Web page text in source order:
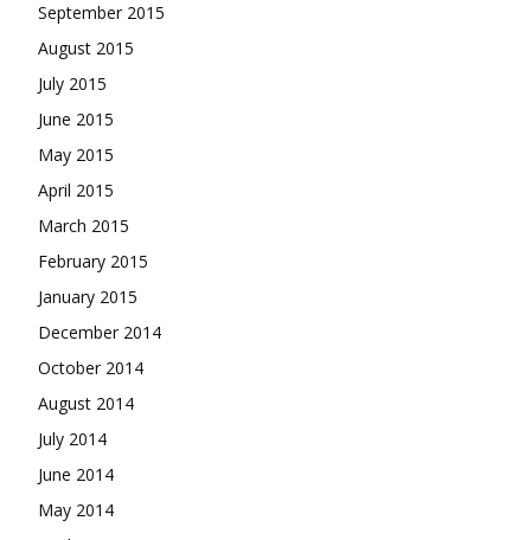
September 2015
August 2015
July 2015
June 2015
May 2015
April 2015
March 2015
February 2015
January 2015
December 2014
October 2014
August 2014
July 2014
June 2014
May 2014